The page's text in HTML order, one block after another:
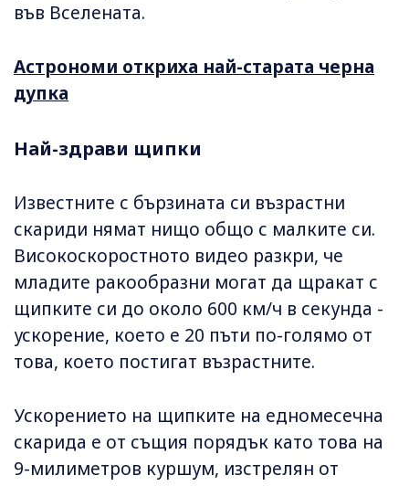
във Вселената.
Астрономи откриха най-старата черна
дупка
Най-здрави щипки
Известните с бързината си възрастни
скариди нямат нищо общо с малките си.
Високоскоростното видео разкри, че
младите ракообразни могат да щракат с
щипките си до около 600 км/ч в секунда -
ускорение, което е 20 пъти по-голямо от
това, което постигат възрастните.
Ускорението на щипките на едномесечна
скарида е от същия порядък като това на
9-милиметров куршум, изстрелян от